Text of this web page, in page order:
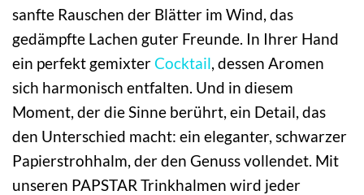
sanfte Rauschen der Blätter im Wind, das
gedämpfte Lachen guter Freunde. In Ihrer Hand
ein perfekt gemixterCocktail, dessen Aromen
sich harmonisch entfalten. Und in diesem
Moment, der die Sinne berührt, ein Detail, das
den Unterschied macht: ein eleganter, schwarzer
Papierstrohhalm, der den Genuss vollendet. Mit
unseren PAPSTAR Trinkhalmen wird jeder